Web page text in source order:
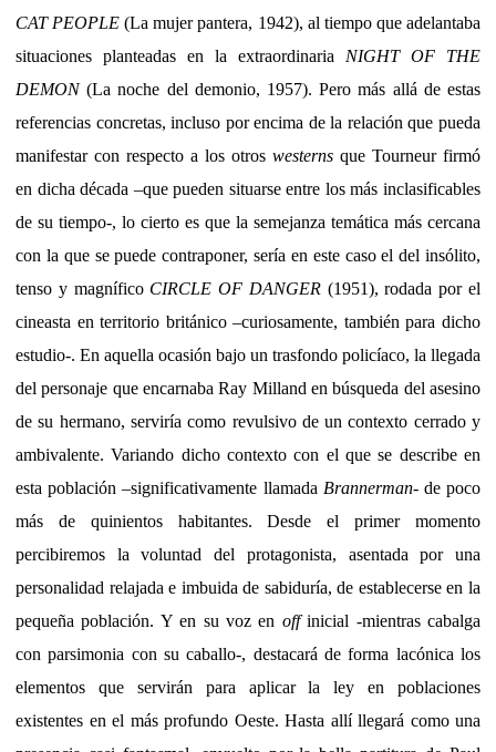
CAT PEOPLE (La mujer pantera, 1942), al tiempo que adelantaba
situaciones planteadas en la extraordinaria NIGHT OF THE
DEMON(La noche del demonio, 1957). Pero más allá de estas
referencias concretas, incluso por encima de la relación que pueda
manifestar con respecto a los otros westerns que Tourneur firmó
en dicha década –que pueden situarse entre los más inclasificables
de su tiempo-, lo cierto es que la semejanza temática más cercana
con la que se puede contraponer, sería en este caso el del insólito,
tenso y magnífico CIRCLE OF DANGER(1951), rodada por el
cineasta en territorio británico –curiosamente, también para dicho
estudio-. En aquella ocasión bajo un trasfondo policíaco, la llegada
del personaje que encarnaba Ray Milland en búsqueda del asesino
de su hermano, serviría como revulsivo de un contexto cerrado y
ambivalente. Variando dicho contexto con el que se describe en
esta población –significativamente llamada Brannerman- de poco
más de quinientos habitantes. Desde el primer momento
percibiremos la voluntad del protagonista, asentada por una
personalidad relajada e imbuida de sabiduría, de establecerse en la
pequeña población. Y en su voz en offinicial -mientras cabalga
con parsimonia con su caballo-, destacará de forma lacónica los
elementos que servirán para aplicar la ley en poblaciones
existentes en el más profundo Oeste. Hasta allí llegará como una